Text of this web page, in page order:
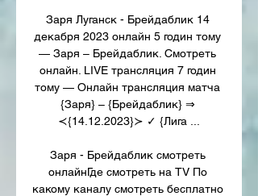
Заря Луганск - Брейдаблик 14
декабря 2023 онлайн 5 годин тому
— Заря – Брейдаблик. Смотреть
онлайн. LIVE трансляция 7 годин
тому — Онлайн трансляция матча
{Заря} – {Брейдаблик} ⇒
≺{14.12.2023}≻ ✓ {Лига ...
Заря - Брейдаблик смотреть
онлайнГде смотреть на TV По
какому каналу смотреть бесплатно